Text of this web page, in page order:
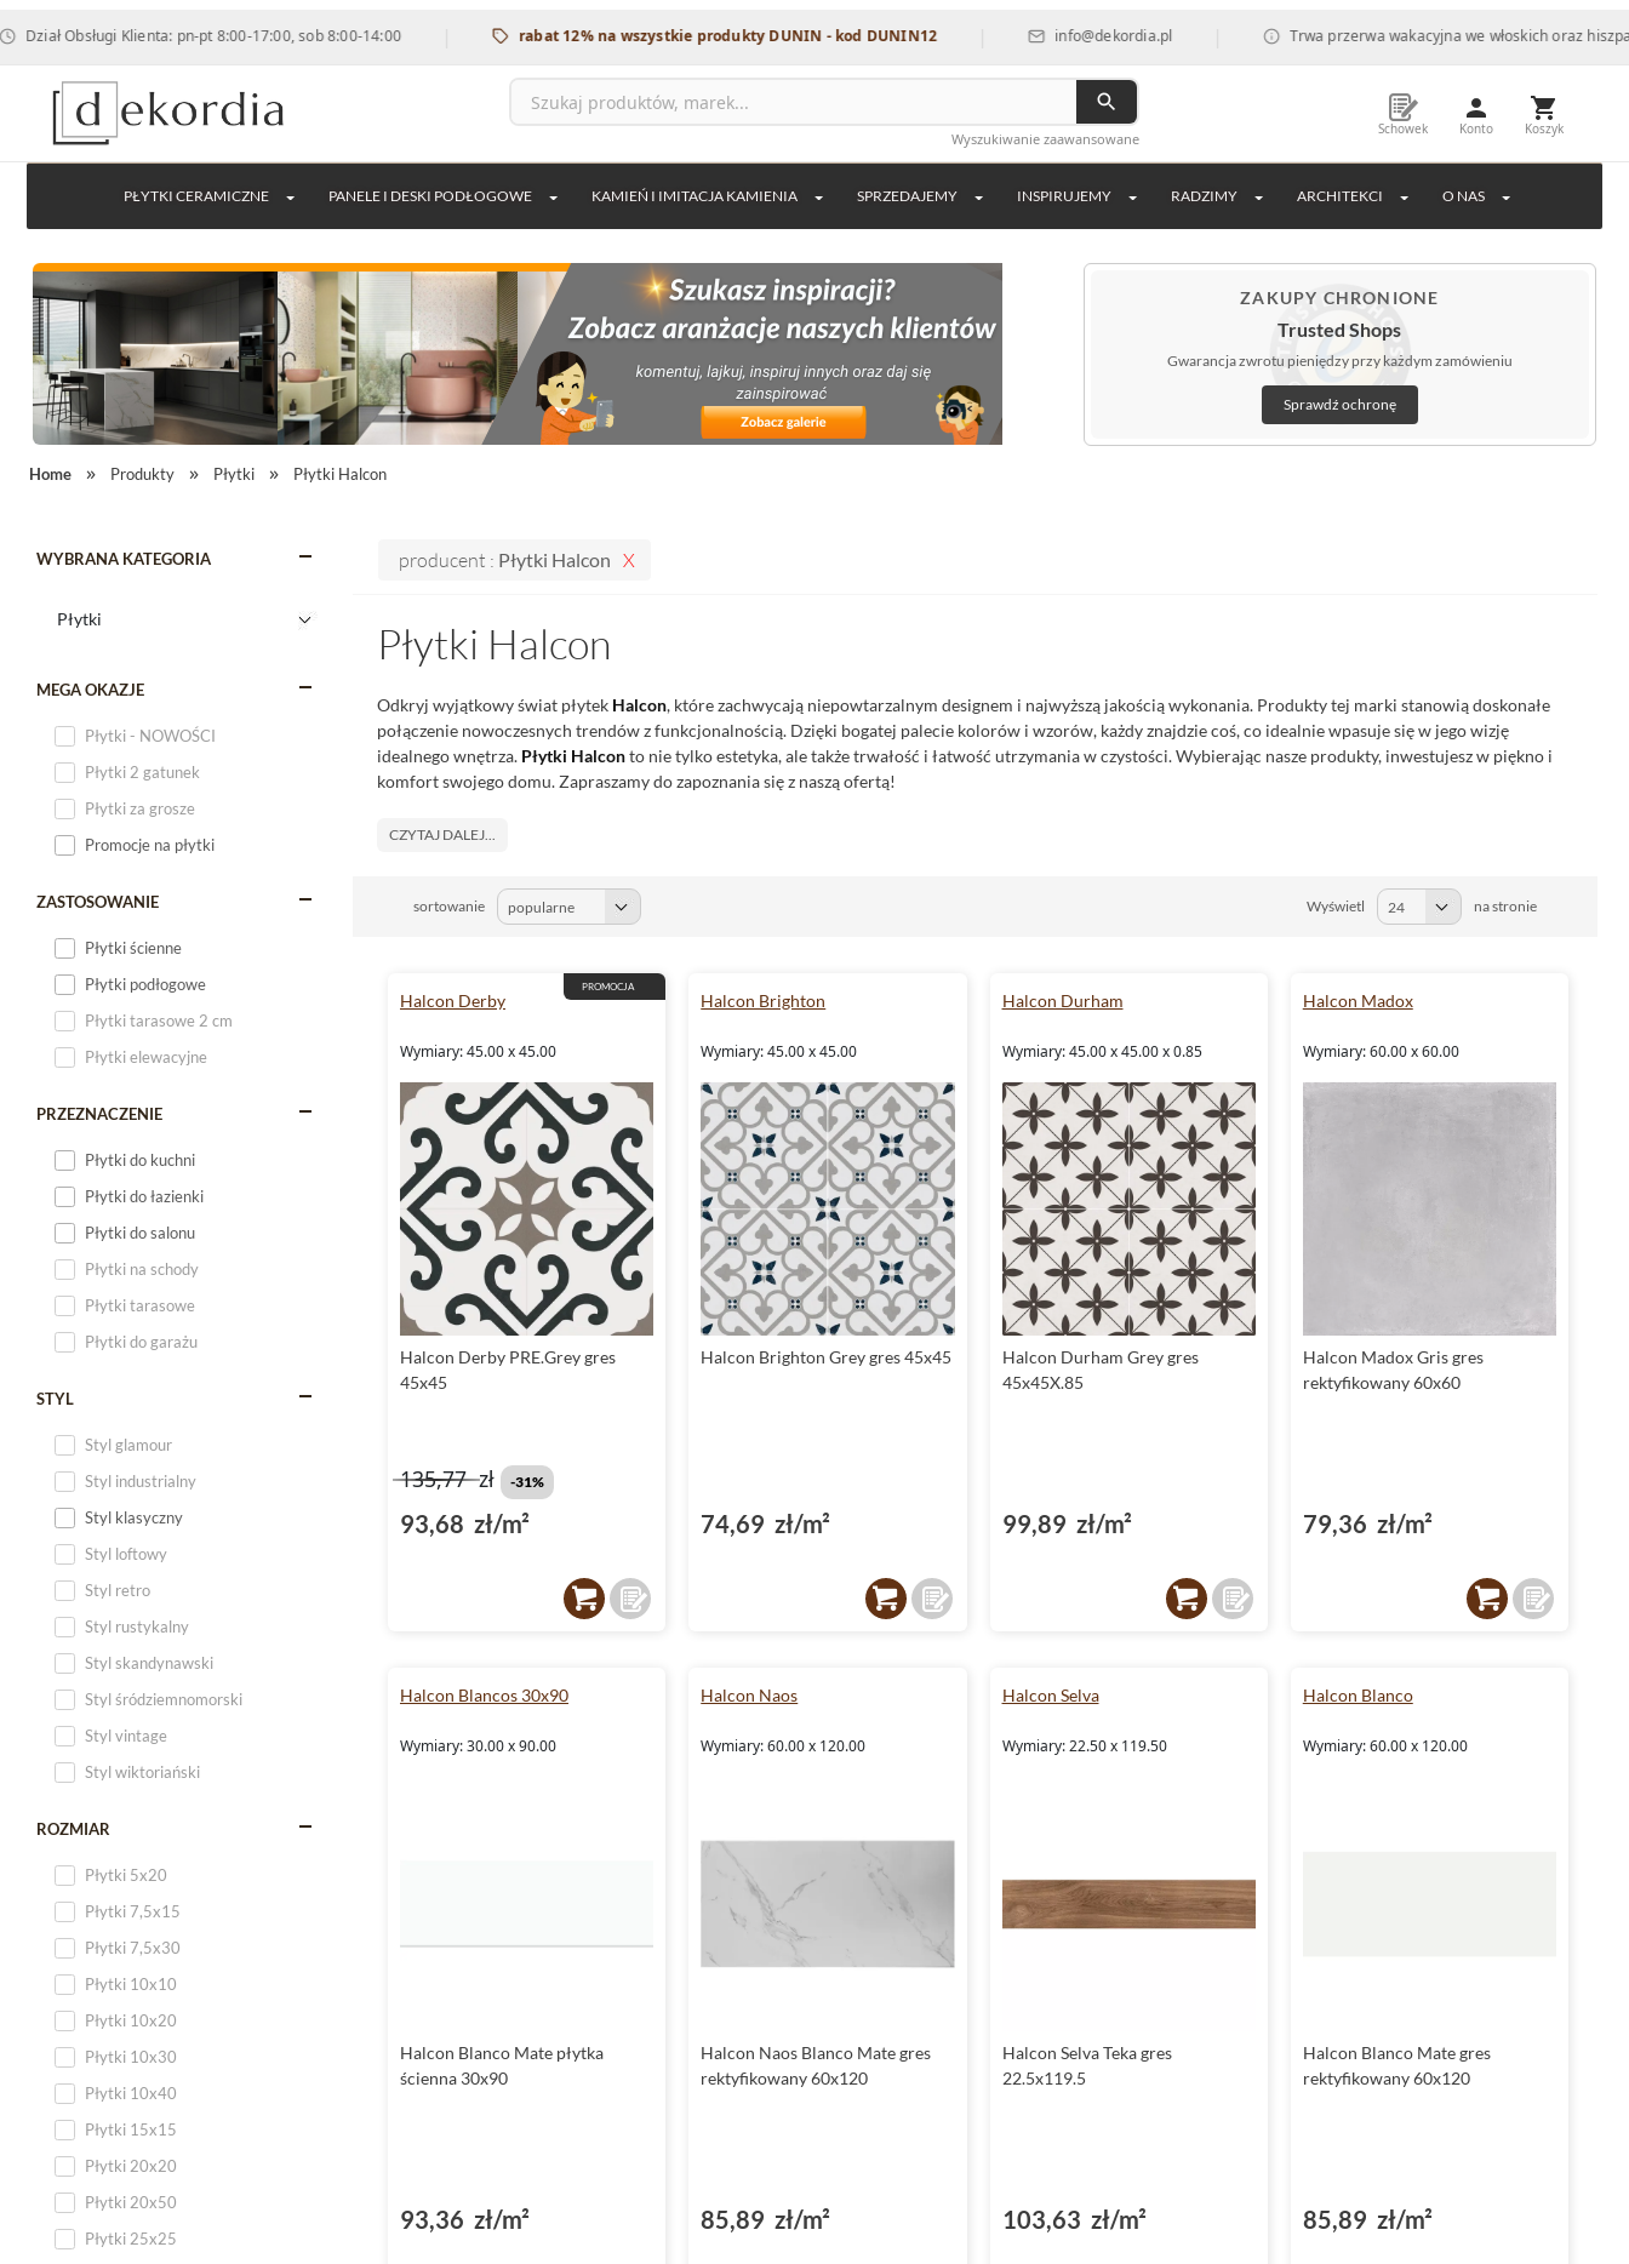
Klienta: pn-pt 8:00-17:00, sob 8:00-14:00 | rabat 12% na wszystkie produkty DUNIN - kod DUNIN12 | info@dekordia.pl | Trwa przerwa wakacyjna we włoskich oraz hiszpańskich
Wyszukiwanie zaawansowane
Schowek Konto Koszyk
PŁYTKI CERAMICZNE PANELE I DESKI PODŁOGOWE KAMIEŃ I IMITACJA KAMIENIA SPRZEDAJEMY INSPIRUJEMY RADZIMY ARCHITEKCI O NAS
ZAKUPY CHRONIONE
Trusted Shops
Gwarancja zwrotu pieniędzy przy każdym zamówieniu
Sprawdź ochronę
Home Produkty Płytki Płytki Halcon
WYBRANA KATEGORIA
MEGA OKAZJE
Płytki - NOWOŚCI
Płytki 2 gatunek
Płytki za grosze
Promocje na płytki
ZASTOSOWANIE
Płytki ścienne
Płytki podłogowe
Płytki tarasowe 2 cm
Płytki elewacyjne
PRZEZNACZENIE
Płytki do kuchni
Płytki do łazienki
Płytki do salonu
Płytki na schody
Płytki tarasowe
Płytki do garażu
STYL
Styl glamour
Styl industrialny
Styl klasyczny
Styl loftowy
Styl retro
Styl rustykalny
Styl skandynawski
Styl śródziemnomorski
Styl vintage
Styl wiktoriański
ROZMIAR
Płytki 5x20
Płytki 7,5x15
Płytki 7,5x30
Płytki 10x10
Płytki 10x20
Płytki 10x30
Płytki 10x40
Płytki 15x15
Płytki 20x20
Płytki 20x50
Płytki 25x25
producent : Płytki Halcon
Płytki Halcon
Odkryj wyjątkowy świat płytek Halcon, które zachwycają niepowtarzalnym designem i najwyższą jakością wykonania. Produkty tej marki stanowią doskonałe
połączenie nowoczesnych trendów z funkcjonalnością. Dzięki bogatej palecie kolorów i wzorów, każdy znajdzie coś, co idealnie wpasuje się w jego wizję
idealnego wnętrza. Płytki Halconto nie tylko estetyka, ale także trwałość i łatwość utrzymania w czystości. Wybierając nasze produkty, inwestujesz w piękno i
komfort swojego domu. Zapraszamy do zapoznania się z naszą ofertą!
CZYTAJ DALEJ...
sortowanie Wyświetl na stronie
PROMOCJA
Halcon Derby
Wymiary: 45.00 x 45.00
Halcon Derby PRE.Grey gres
45x45
135,77zł -31%
93,68 zł/m²
Halcon Brighton
Wymiary: 45.00 x 45.00
Halcon Brighton Grey gres 45x45
74,69 zł/m²
Halcon Durham
Wymiary: 45.00 x 45.00 x 0.85
Halcon Durham Grey gres
45x45X.85
99,89 zł/m²
Halcon Madox
Wymiary: 60.00 x 60.00
Halcon Madox Gris gres
rektyfikowany 60x60
79,36 zł/m²
Halcon Blancos 30x90
Wymiary: 30.00 x 90.00
Halcon Blanco Mate płytka
ścienna 30x90
93,36 zł/m²
Halcon Naos
Wymiary: 60.00 x 120.00
Halcon Naos Blanco Mate gres
rektyfikowany 60x120
85,89 zł/m²
Halcon Selva
Wymiary: 22.50 x 119.50
Halcon Selva Teka gres
22.5x119.5
103,63 zł/m²
Halcon Blanco
Wymiary: 60.00 x 120.00
Halcon Blanco Mate gres
rektyfikowany 60x120
85,89 zł/m²